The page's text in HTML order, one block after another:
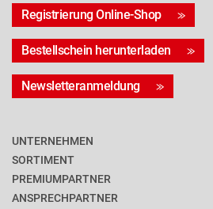
Registrierung Online-Shop
Bestellschein herunterladen
Newsletteranmeldung
UNTERNEHMEN
SORTIMENT
PREMIUMPARTNER
ANSPRECHPARTNER